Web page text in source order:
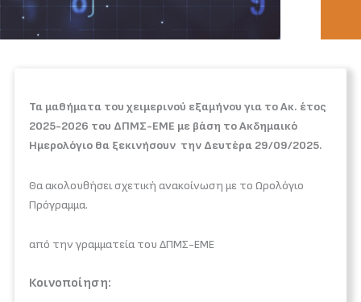
Τα μαθήματα του χειμερινού εξαμήνου για το Ακ. έτος
2025-2026 του ΔΠΜΣ-ΕΜΕ με βάση το Ακδημαικό
Ημερολόγιο θα ξεκινήσουν την Δευτέρα 29/09/2025.
Θα ακολουθήσει σχετική ανακοίνωση με το Ωρολόγιο
Πρόγραμμα.
από την γραμματεία του ΔΠΜΣ-ΕΜΕ
Κοινοποίηση: